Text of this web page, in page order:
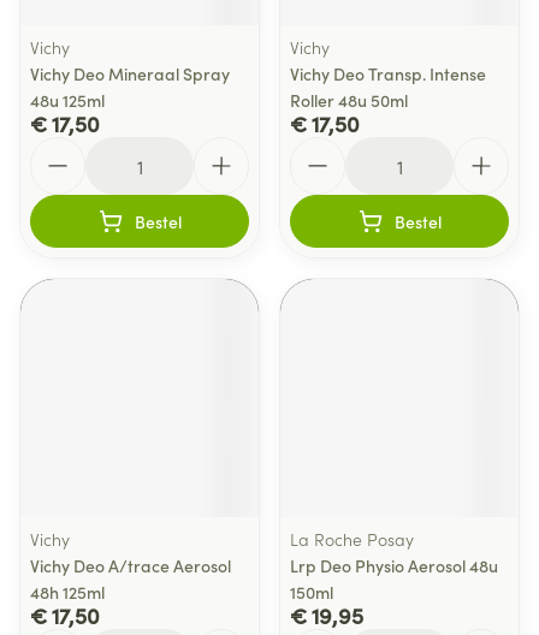
Vichy
Vichy Deo Mineraal Spray
48u 125ml
€ 17,50
Bestel
Vichy
Vichy Deo Transp. Intense
Roller 48u 50ml
€ 17,50
Bestel
Vichy
Vichy Deo A/trace Aerosol
48h 125ml
€ 17,50
La Roche Posay
Lrp Deo Physio Aerosol 48u
150ml
€ 19,95